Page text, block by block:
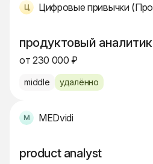
продуктовый аналитик
от 230 000 ₽
middle удалённо
MEDvidi
product analyst